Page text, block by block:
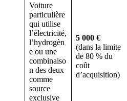
Voiture
particulière
qui utilise
l’électricité,
l’hydrogèn
e ou une
combinaiso
n des deux
comme
source
exclusive
5 000 €
(dans la limite
de 80 % du
coût
d’acquisition)